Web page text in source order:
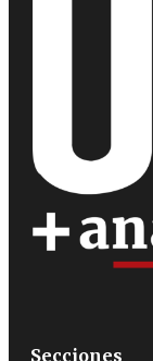
Secciones